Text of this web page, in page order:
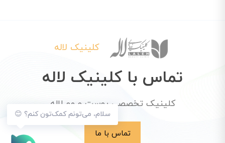
سلام، می‌تونم کمک‌تون کنم؟ 😊
کلینیک لاله
تماس با کلینیک لاله
کلینیک تخصصی پوست و مو لاله
تماس با ما